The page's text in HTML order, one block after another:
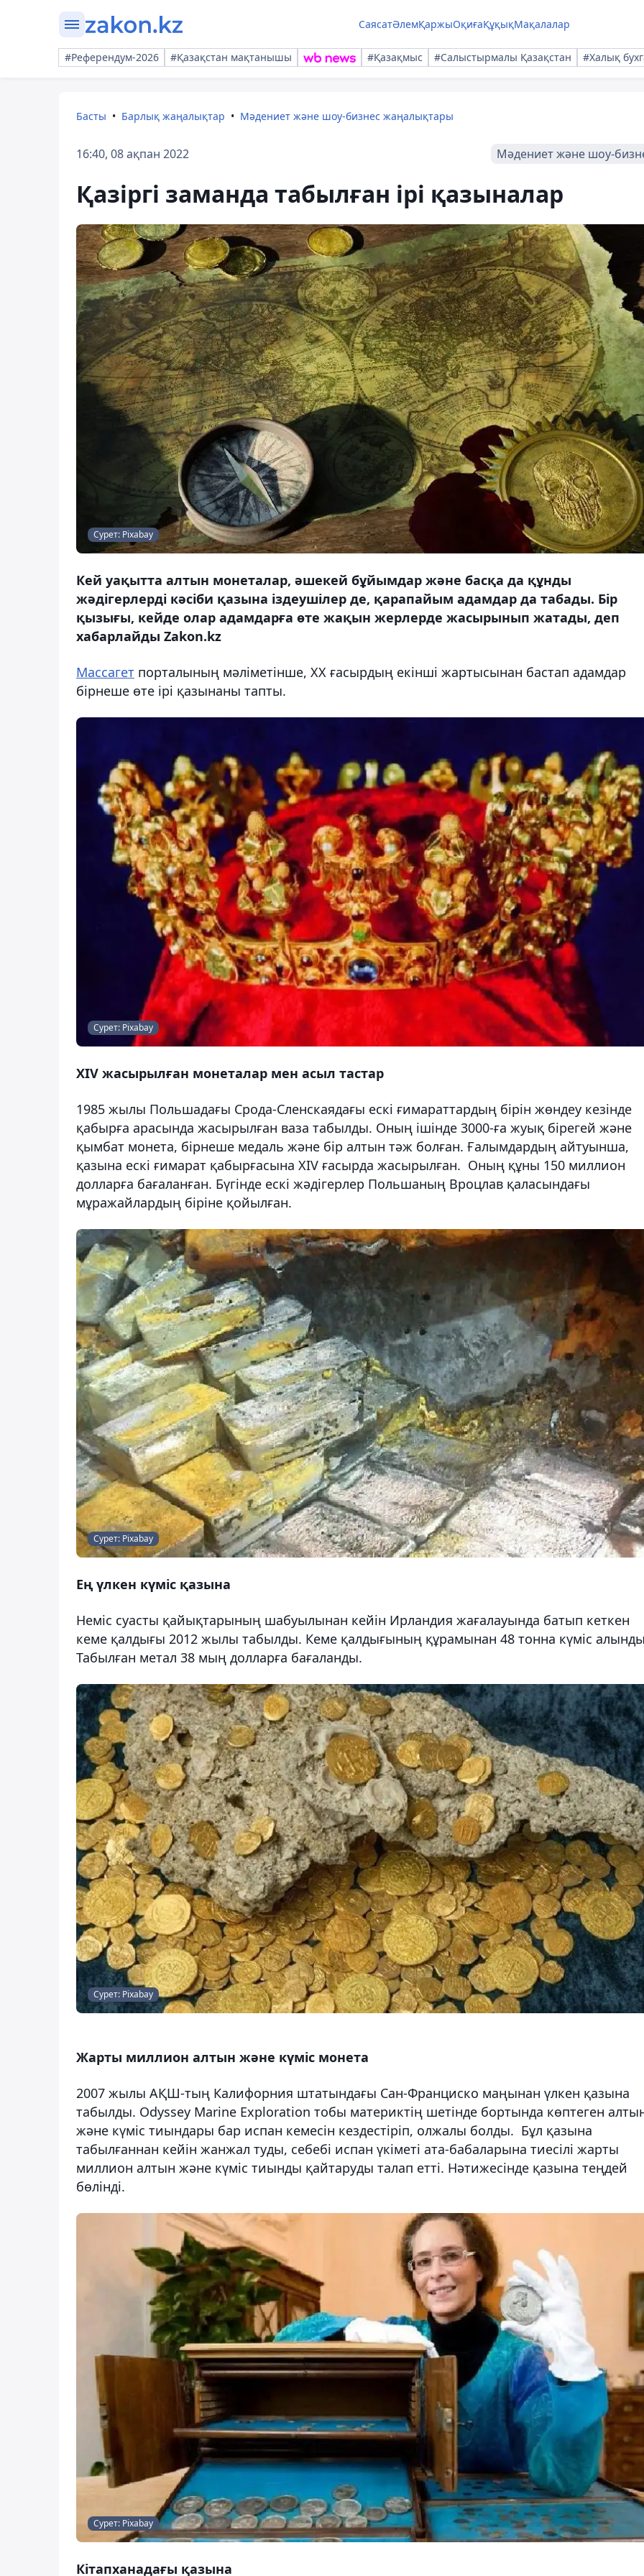
СаясатӘлемҚаржыОқиғаҚұқықМақалалар
#Референдум-2026 #Қазақстан мақтанышы #Қазақмыс #Салыстырмалы Қазақстан #Халық
Басты Барлық жаңалықтар Мәдениет және шоу-бизнес жаңалықтары
16:40, 08 ақпан 2022 Мәдениет және шоу-
Қазіргі заманда табылған ірі қазыналар
Сурет: Pixabay
Кей уақытта алтын монеталар, әшекей бұйымдар және басқа да құнды
жәдігерлерді кәсіби қазына іздеушілер де, қарапайым адамдар да табады. Бір
қызығы, кейде олар адамдарға өте жақын жерлерде жасырынып жатады, деп
хабарлайды Zakon.kz
Массагет порталының мәліметінше, ХХ ғасырдың екінші жартысынан бастап адамдар
бірнеше өте ірі қазынаны тапты.
Сурет: Pixabay
XIV жасырылған монеталар мен асыл тастар
1985 жылы Польшадағы Срода-Сленскаядағы ескі ғимараттардың бірін жөндеу кезінде
қабырға арасында жасырылған ваза табылды. Оның ішінде 3000-ға жуық бірегей және
қымбат монета, бірнеше медаль және бір алтын тәж болған. Ғалымдардың айтуынша,
қазына ескі ғимарат қабырғасына XIV ғасырда жасырылған. Оның құны 150 миллион
долларға бағаланған. Бүгінде ескі жәдігерлер Польшаның Вроцлав қаласындағы
мұражайлардың біріне қойылған.
Сурет: Pixabay
Ең үлкен күміс қазына
Неміс суасты қайықтарының шабуылынан кейін Ирландия жағалауында батып кеткен
кеме қалдығы 2012 жылы табылды. Кеме қалдығының құрамынан 48 тонна күміс
Табылған метал 38 мың долларға бағаланды.
Сурет: Pixabay
Жарты миллион алтын және күміс монета
2007 жылы АҚШ-тың Калифорния штатындағы Сан-Франциско маңынан үлкен қазына
табылды. Odyssey Marine Exploration тобы материктің шетінде бортында көптеген
және күміс тиындары бар испан кемесін кездестіріп, олжалы болды. Бұл қазына
табылғаннан кейін жанжал туды, себебі испан үкіметі ата-бабаларына тиесілі жарты
миллион алтын және күміс тиынды қайтаруды талап етті. Нәтижесінде қазына теңдей
бөлінді.
Сурет: Pixabay
Кітапханадағы қазына